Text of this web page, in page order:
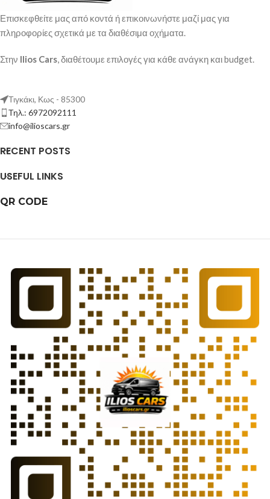
Επισκεφθείτε μας από κοντά ή επικοινωνήστε μαζί μας για
πληροφορίες σχετικά με τα διαθέσιμα οχήματα.
Στην Ilios Cars, διαθέτουμε επιλογές για κάθε ανάγκη και budget.
Τιγκάκι, Κως - 85300
Τηλ.: 6972092111
info@ilioscars.gr
RECENT POSTS
USEFUL LINKS
QR CODE